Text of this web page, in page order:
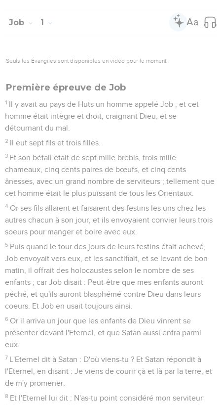
Job 1
Seuls les Évangiles sont disponibles en vidéo pour le moment.
Première épreuve de Job
1 Il y avait au pays de Huts un homme appelé Job ; et cet
homme était intègre et droit, craignant Dieu, et se
détournant du mal.
2 Il eut sept fils et trois filles.
3 Et son bétail était de sept mille brebis, trois mille
chameaux, cinq cents paires de bœufs, et cinq cents
ânesses, avec un grand nombre de serviteurs ; tellement que
cet homme était le plus puissant de tous les Orientaux.
4 Or ses fils allaient et faisaient des festins les uns chez les
autres chacun à son jour, et ils envoyaient convier leurs trois
soeurs pour manger et boire avec eux.
5 Puis quand le tour des jours de leurs festins était achevé,
Job envoyait vers eux, et les sanctifiait, et se levant de bon
matin, il offrait des holocaustes selon le nombre de ses
enfants ; car Job disait : Peut-être que mes enfants auront
péché, et qu'ils auront blasphémé contre Dieu dans leurs
coeurs. Et Job en usait toujours ainsi.
6 Or il arriva un jour que les enfants de Dieu vinrent se
présenter devant l'Eternel, et que Satan aussi entra parmi
eux.
7 L'Eternel dit à Satan : D'où viens-tu ? Et Satan répondit à
l'Eternel, en disant : Je viens de courir çà et là par la terre, et
de m'y promener.
8 Et l'Eternel lui dit : N'as-tu point considéré mon serviteur